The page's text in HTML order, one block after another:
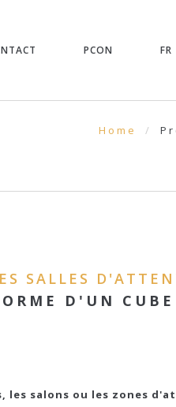
PCON FR
Home
SALLES
D'UN CUBE
les salons ou les zones